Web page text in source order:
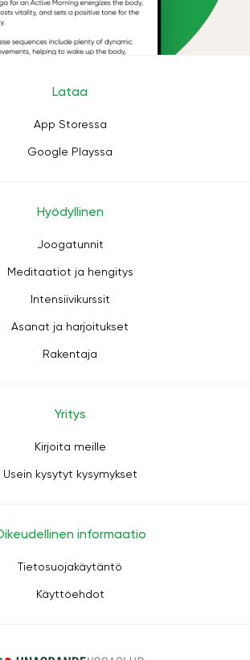
Lataa
App Storessa
Google Playssa
Hyödyllinen
Joogatunnit
Meditaatiot ja hengitys
Intensiivikurssit
Asanat ja harjoitukset
Rakentaja
Yritys
Kirjoita meille
Usein kysytyt kysymykset
informaatio
Tietosuojakäytäntö
Käyttöehdot